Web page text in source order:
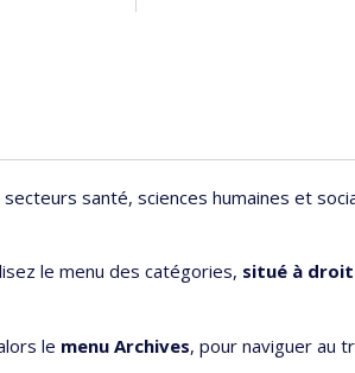
santé, sciences humaines et
le menu des catégories, situé à
le menu Archives, pour naviguer au